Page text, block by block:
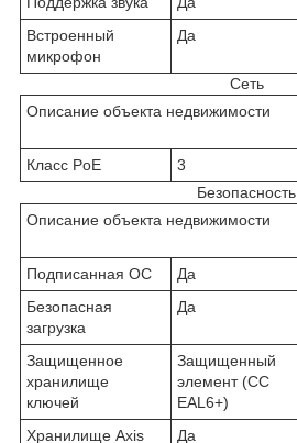
Встроенный
микрофон
Да
Сеть
Описание объекта недвижимости
Класс PoE
3
Безопасность
Описание объекта недвижимости
Подписанная ОС
Да
Безопасная
загрузка
Да
Защищенное
хранилище
ключей
Защищенный
элемент (CC
EAL6+)
Хранилище Axis
Да